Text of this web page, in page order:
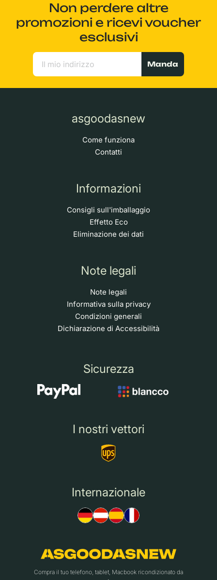
Non perdere altre
promozioni e ricevi voucher
esclusivi
Manda
asgoodasnew
Come funziona
Contatti
Informazioni
Consigli sull'imballaggio
Effetto Eco
Eliminazione dei dati
Note legali
Note legali
Informativa sulla privacy
Condizioni generali
Dichiarazione di Accessibilità
Sicurezza
I nostri vettori
Internazionale
Compra il tuo telefono, tablet, Macbook ricondizionato da